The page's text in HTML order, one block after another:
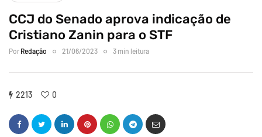
CCJ do Senado aprova indicação de
Cristiano Zanin para o STF
Por Redação 21/06/2023 3 min leitura
2213 0